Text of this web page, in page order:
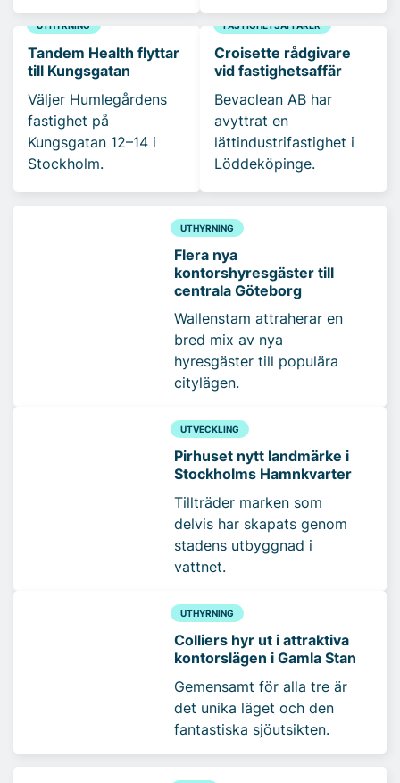
UTHYRNING
Tandem Health flyttar
till Kungsgatan
Väljer Humlegårdens
fastighet på
Kungsgatan 12–14 i
Stockholm.
FASTIGHETSAFFÄRER
Croisette rådgivare
vid fastighetsaffär
Bevaclean AB har
avyttrat en
lättindustrifastighet i
Löddeköpinge.
UTHYRNING
Flera nya
kontorshyresgäster till
centrala Göteborg
Wallenstam attraherar en
bred mix av nya
hyresgäster till populära
citylägen.
UTVECKLING
Pirhuset nytt landmärke i
Stockholms Hamnkvarter
Tillträder marken som
delvis har skapats genom
stadens utbyggnad i
vattnet.
UTHYRNING
Colliers hyr ut i attraktiva
kontorslägen i Gamla Stan
Gemensamt för alla tre är
det unika läget och den
fantastiska sjöutsikten.